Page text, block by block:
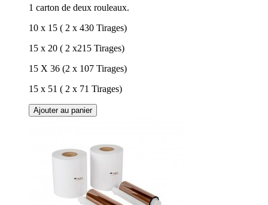
1 carton de deux rouleaux.
10 x 15 ( 2 x 430 Tirages)
15 x 20 ( 2 x215 Tirages)
15 X 36 (2 x 107 Tirages)
15 x 51 ( 2 x 71 Tirages)
Ajouter au panier